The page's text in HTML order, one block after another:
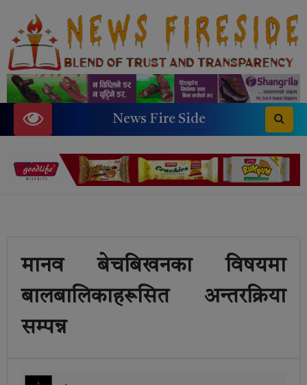
News Fire Side
मानव बेचबिखनका विषयमा
बालबालिकाहरूसित अन्तरक्रिया
सम्पन्न